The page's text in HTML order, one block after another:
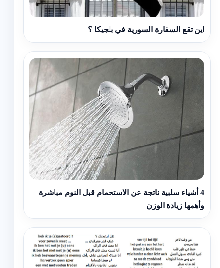
اين تقع السفارة السورية في بلجيكا ؟
4 أشياء سلبية ناتجة عن الاستحمام قبل النوم مباشرة
وأهمها زيادة الوزن